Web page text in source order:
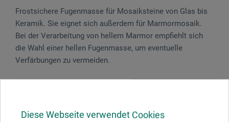
Diese Webseite verwendet Cookies
Frostsichere Fugenmasse für Mosaiksteine von Glas bis
Keramik. Sie eignet sich außerdem für Marmormosaik.
Bei der Verarbeitung von hellem Marmor empfiehlt sich
die Wahl einer hellen Fugenmasse, um eventuelle
Verfärbungen zu vermeiden.